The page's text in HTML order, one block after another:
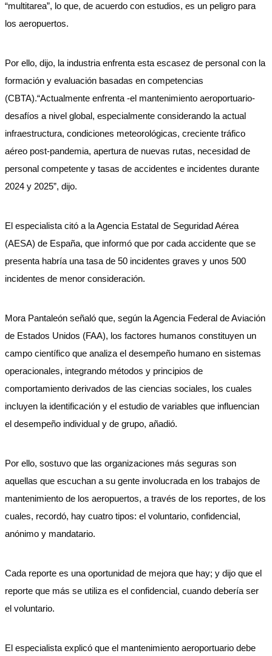
“multitarea”, lo que, de acuerdo con estudios, es un peligro para
los aeropuertos.
Por ello, dijo, la industria enfrenta esta escasez de personal con la
formación y evaluación basadas en competencias
(CBTA).“Actualmente enfrenta -el mantenimiento aeroportuario-
desafíos a nivel global, especialmente considerando la actual
infraestructura, condiciones meteorológicas, creciente tráfico
aéreo post-pandemia, apertura de nuevas rutas, necesidad de
personal competente y tasas de accidentes e incidentes durante
2024 y 2025”, dijo.
El especialista citó a la Agencia Estatal de Seguridad Aérea
(AESA) de España, que informó que por cada accidente que se
presenta habría una tasa de 50 incidentes graves y unos 500
incidentes de menor consideración.
Mora Pantaleón señaló que, según la Agencia Federal de Aviación
de Estados Unidos (FAA), los factores humanos constituyen un
campo científico que analiza el desempeño humano en sistemas
operacionales, integrando métodos y principios de
comportamiento derivados de las ciencias sociales, los cuales
incluyen la identificación y el estudio de variables que influencian
el desempeño individual y de grupo, añadió.
Por ello, sostuvo que las organizaciones más seguras son
aquellas que escuchan a su gente involucrada en los trabajos de
mantenimiento de los aeropuertos, a través de los reportes, de los
cuales, recordó, hay cuatro tipos: el voluntario, confidencial,
anónimo y mandatario.
Cada reporte es una oportunidad de mejora que hay; y dijo que el
reporte que más se utiliza es el confidencial, cuando debería ser
el voluntario.
El especialista explicó que el mantenimiento aeroportuario debe